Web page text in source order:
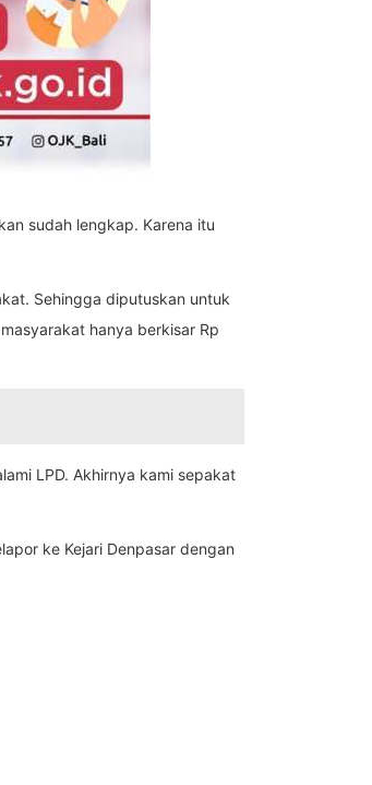
sudah lengkap. Karena itu
Sehingga diputuskan untuk
hanya berkisar Rp
LPD. Akhirnya kami sepakat
ke Kejari Denpasar dengan